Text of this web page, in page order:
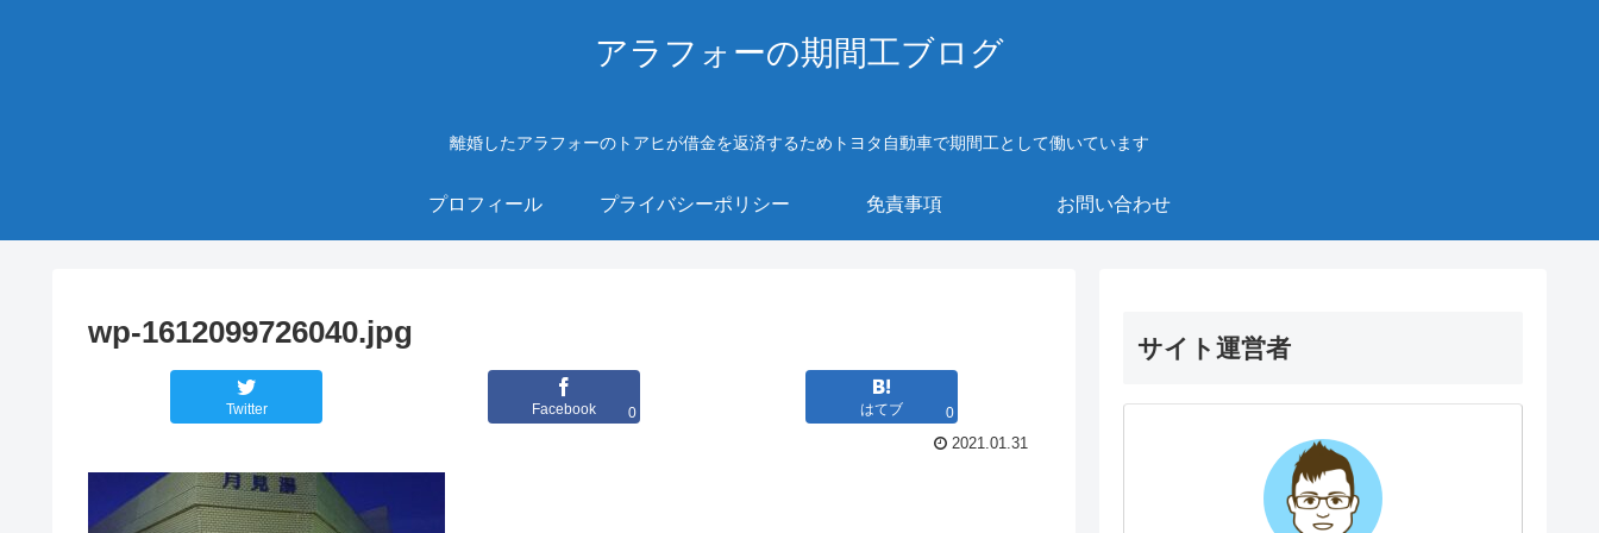
アラフォーの期間工ブログ
離婚したアラフォーのトアヒが借金を返済するためトヨタ自動車で期間工として働いています
プロフィール プライバシーポリシー 免責事項 お問い合わせ
wp-1612099726040.jpg
Twitter Facebook 0 はてブ
0
2021.01.31
サイト運営者